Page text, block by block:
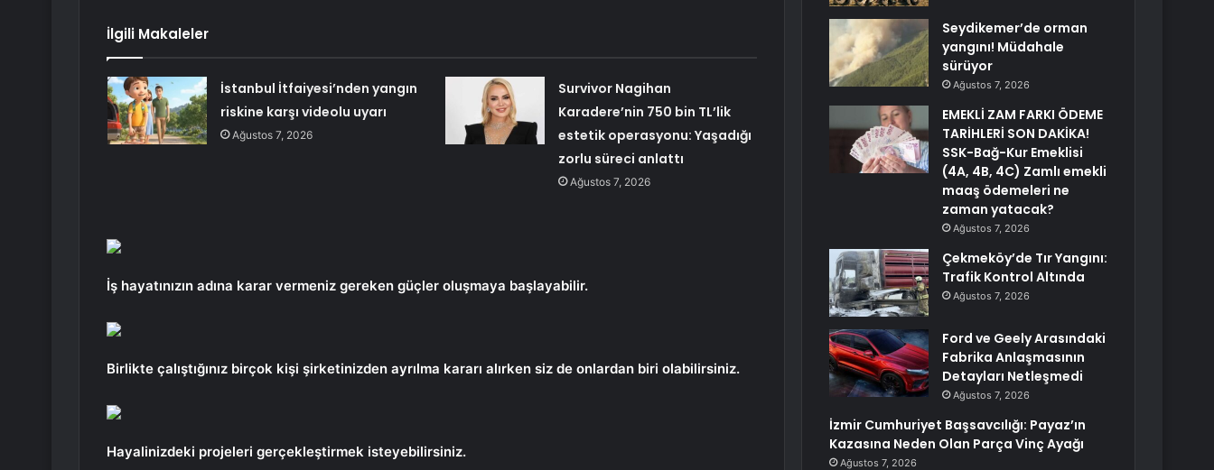
İlgili Makaleler
İstanbul İtfaiyesi’nden yangın
riskine karşı videolu uyarı
Ağustos 7, 2026
Survivor Nagihan
Karadere’nin 750 bin TL’lik
estetik operasyonu: Yaşadığı
zorlu süreci anlattı
Ağustos 7, 2026
İş hayatınızın adına karar vermeniz gereken güçler oluşmaya başlayabilir.
Birlikte çalıştığınız birçok kişi şirketinizden ayrılma kararı alırken siz de onlardan biri olabilirsiniz.
Hayalinizdeki projeleri gerçekleştirmek isteyebilirsiniz.
Seydikemer’de orman
yangını! Müdahale
sürüyor
Ağustos 7, 2026
EMEKLİ ZAM FARKI ÖDEME
TARİHLERİ SON DAKİKA!
SSK-Bağ-Kur Emeklisi
(4A, 4B, 4C) Zamlı emekli
maaş ödemeleri ne
zaman yatacak?
Ağustos 7, 2026
Çekmeköy’de Tır Yangını:
Trafik Kontrol Altında
Ağustos 7, 2026
Ford ve Geely Arasındaki
Fabrika Anlaşmasının
Detayları Netleşmedi
Ağustos 7, 2026
İzmir Cumhuriyet Başsavcılığı: Payaz’ın
Kazasına Neden Olan Parça Vinç Ayağı
Ağustos 7, 2026